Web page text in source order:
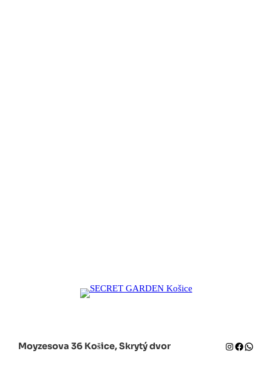
Moyzesova 36 Košice, Skrytý dvor Instagram
Facebook